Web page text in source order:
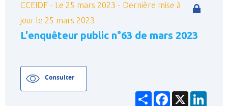
ICPE
Organisation de l'Etat
Urbanisme
CCEIDF - Le 25 mars 2023 - Dernière mise à
jour le 25 mars 2023
L'enquêteur public n°63 de mars 2023
Consulter
PartagerFacebook
X